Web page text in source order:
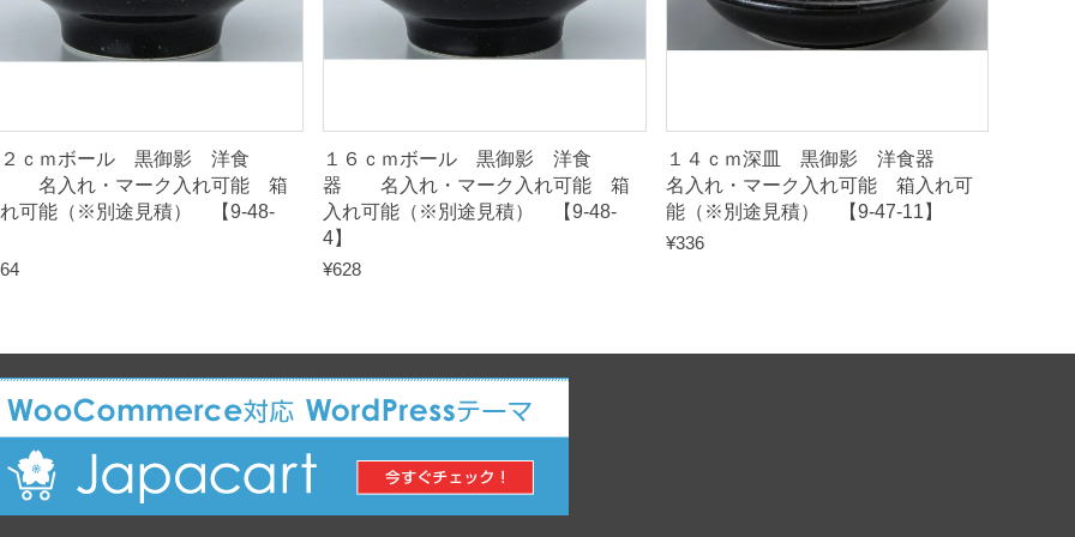
】
q
i
t
２ｃｍボール 黒御影 洋食
名入れ・マーク入れ可能 箱
れ可能（※別途見積） 【9-48-
１６ｃｍボール 黒御影 洋食
器 名入れ・マーク入れ可能 箱
入れ可能（※別途見積） 【9-48-
4】
¥628
１４ｃｍ深皿 黒御影 洋食器
名入れ・マーク入れ可能 箱入れ可
能（※別途見積） 【9-47-11】
¥336